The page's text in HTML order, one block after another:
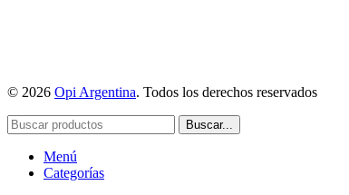
© 2026 Opi Argentina. Todos los derechos reservados
Buscar...
Menú
Categorías